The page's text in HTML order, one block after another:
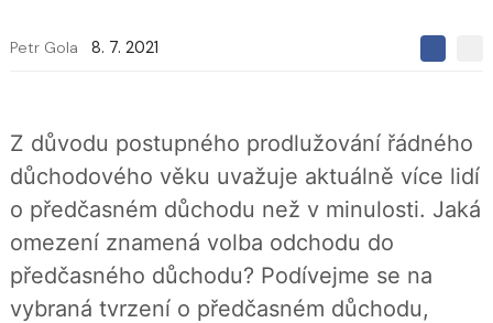
Petr Gola 8. 7. 2021
S
l
e
S
j
e
a
j
t
e
n
a
Z důvodu postupného prodlužování řádného
důchodového věku uvažuje aktuálně více lidí
o předčasném důchodu než v minulosti. Jaká
omezení znamená volba odchodu do
předčasného důchodu? Podívejme se na
vybraná tvrzení o předčasném důchodu,